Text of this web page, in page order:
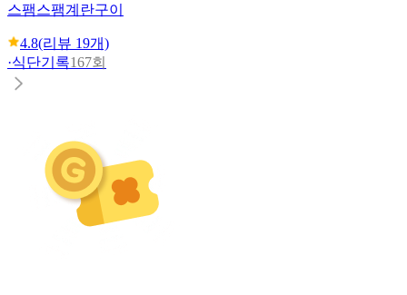
스팸스팸계란구이
4.8(리뷰 19개)
·식단기록167회